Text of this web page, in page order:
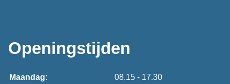
Openingstijden
Maandag:
08.15 - 17.30